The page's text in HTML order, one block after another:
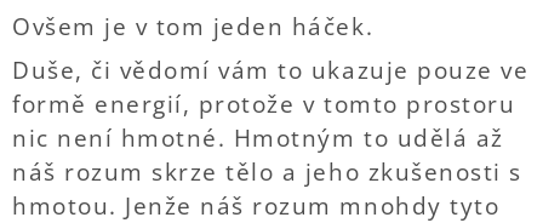
Ovšem je v tom jeden háček.
Duše, či vědomí vám to ukazuje pouze ve
formě energií, protože v tomto prostoru
nic není hmotné. Hmotným to udělá až
náš rozum skrze tělo a jeho zkušenosti s
hmotou. Jenže náš rozum mnohdy tyto